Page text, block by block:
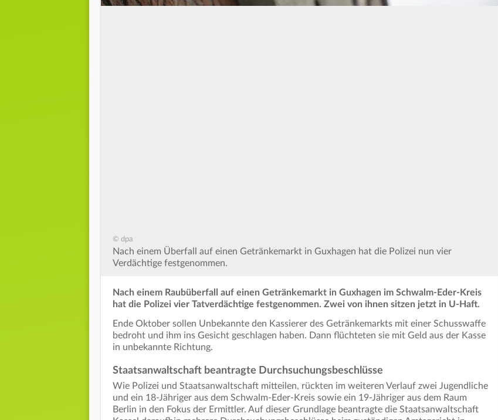
© dpa
Nach einem Überfall auf einen Getränkemarkt in Guxhagen hat die Polizei nun vier
Verdächtige festgenommen.
Nach einem Raubüberfall auf einen Getränkemarkt in Guxhagen im Schwalm-Eder-Kreis
hat die Polizei vier Tatverdächtige festgenommen. Zwei von ihnen sitzen jetzt in U-Haft.
Ende Oktober sollen Unbekannte den Kassierer des Getränkemarkts mit einer Schusswaffe
bedroht und ihm ins Gesicht geschlagen haben. Dann flüchteten sie mit Geld aus der Kasse
in unbekannte Richtung.
Staatsanwaltschaft beantragte Durchsuchungsbeschlüsse
Wie Polizei und Staatsanwaltschaft mitteilen, rückten im weiteren Verlauf zwei Jugendliche
und ein 18-Jähriger aus dem Schwalm-Eder-Kreis sowie ein 19-Jähriger aus dem Raum
Berlin in den Fokus der Ermittler. Auf dieser Grundlage beantragte die Staatsanwaltschaft